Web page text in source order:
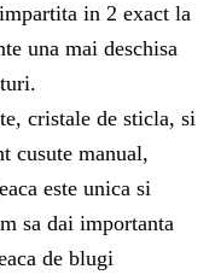
in 2 exact la
una mai deschisa
cristale de sticla, si
cusute manual,
este unica si
sa dai importanta
de blugi